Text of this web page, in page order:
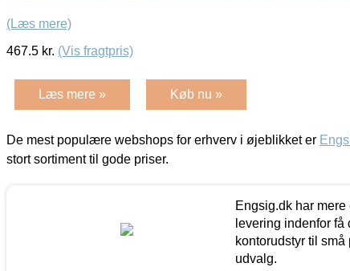
(Læs mere)
467.5 kr. (Vis fragtpris)
Læs mere » Køb nu »
De mest populære webshops for erhverv i øjeblikket er
stort sortiment til gode priser.
Engsig.dk har
levering indenfor
kontorudstyr til
udvalg.